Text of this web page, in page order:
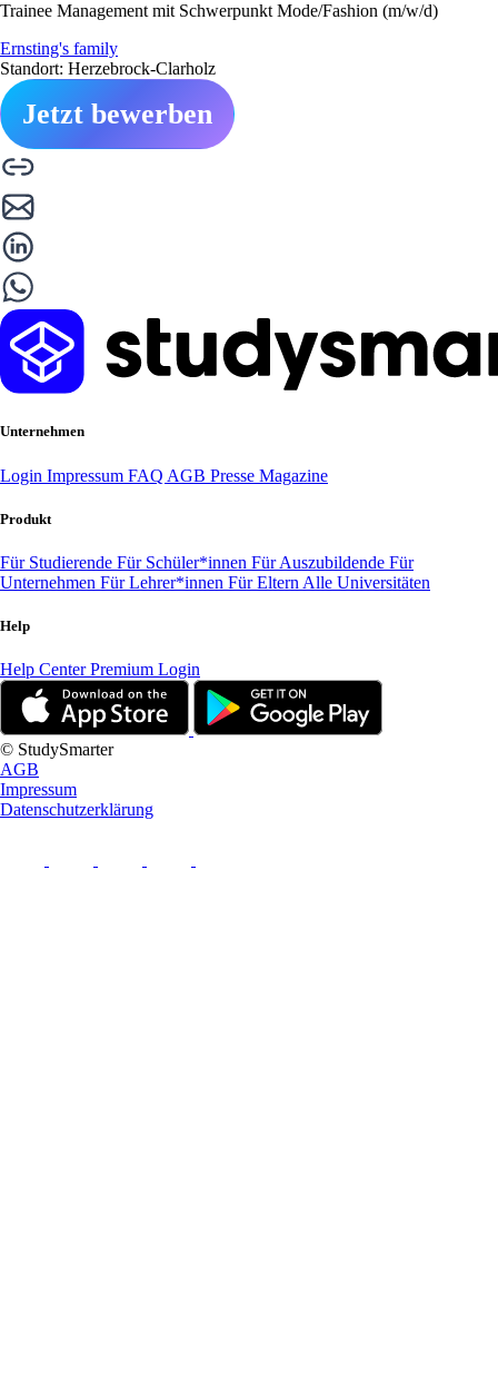
Trainee Management mit Schwerpunkt Mode/Fashion (m/w/d)
Ernsting's family
Standort: Herzebrock-Clarholz
Jetzt bewerben
Unternehmen
Login Impressum FAQ AGB Presse Magazine
Produkt
Für Studierende Für Schüler*innen Für Auszubildende Für
Unternehmen Für Lehrer*innen Für Eltern Alle Universitäten
Help
Help CenterPremium Login
© StudySmarter
AGB
Impressum
Datenschutzerklärung